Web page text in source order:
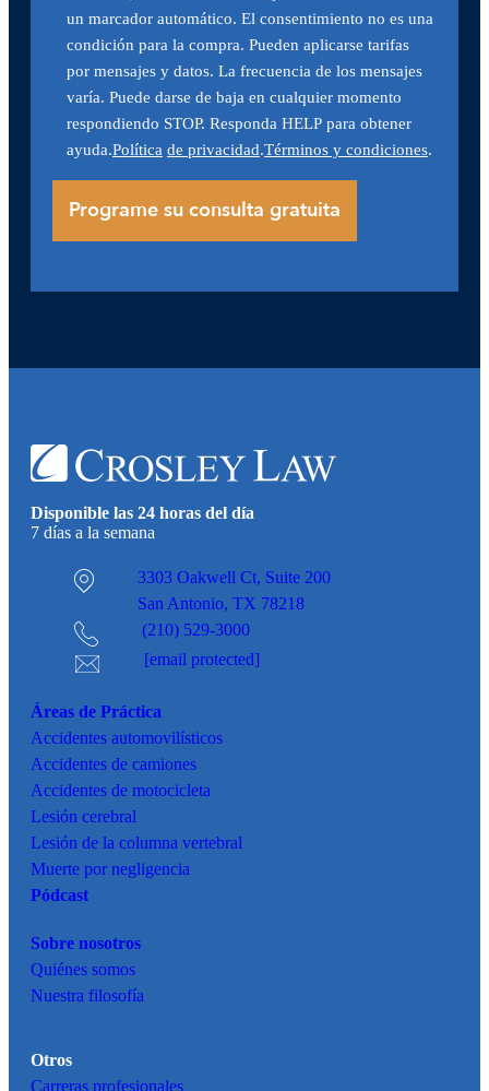
un marcador automático. El consentimiento no es una
condición para la compra. Pueden aplicarse tarifas
por mensajes y datos. La frecuencia de los mensajes
varía. Puede darse de baja en cualquier momento
respondiendo STOP. Responda HELP para obtener
ayuda.Política de privacidad.Términos y condiciones.
Disponible las 24 horas del día
7 días a la semana
3303 Oakwell Ct, Suite 200
San Antonio, TX 78218
(210) 529-3000
[email protected]
Áreas de Práctica
Accidentes automovilísticos
Accidentes de camiones
Accidentes de motocicleta
Lesión cerebral
Lesión de la columna vertebral
Muerte por negligencia
Pódcast
Sobre nosotros
Quiénes somos
Nuestra filosofía
Otros
Carreras profesionales